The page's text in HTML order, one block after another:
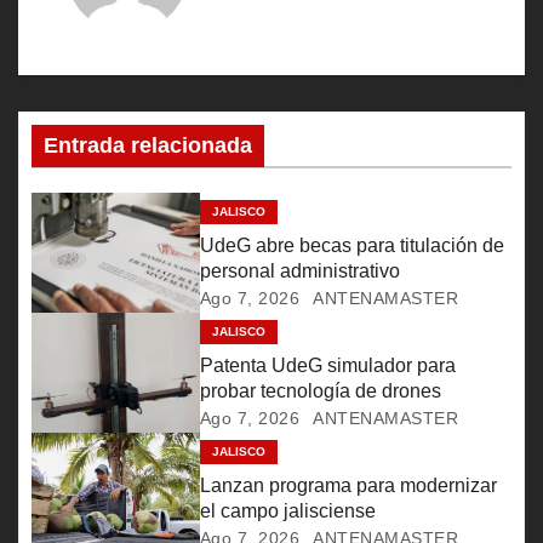
c
i
ó
n
d
e
n
t
Entrada relacionada
JALISCO
UdeG abre becas para titulación de
personal administrativo
Ago 7, 2026 ANTENAMASTER
JALISCO
Patenta UdeG simulador para
probar tecnología de drones
Ago 7, 2026 ANTENAMASTER
JALISCO
Lanzan programa para modernizar
el campo jalisciense
Ago 7, 2026 ANTENAMASTER